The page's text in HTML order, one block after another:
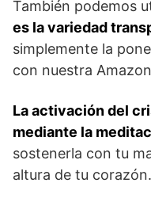
También podemos
es la variedad
simplemente la
con nuestra
La activación del
mediante la
sostenerla con tu
altura de tu corazón.